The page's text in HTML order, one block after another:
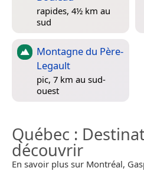
rapides, 4½ km au
sud
Montagne du Père-
Legault
pic, 7 km au sud-
ouest
Québec :
découvrir
En savoir plus sur Montréal,